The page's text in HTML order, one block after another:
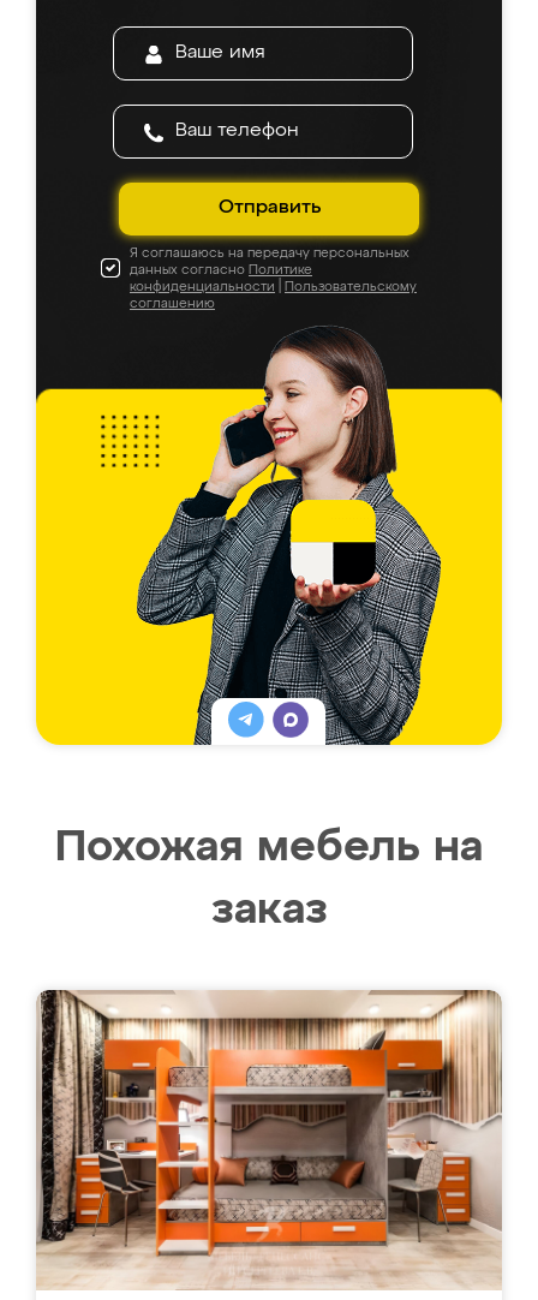
Отправить
Я соглашаюсь на передачу персональных
данных согласно Политике
конфиденциальности
Пользовательскому
соглашению
Похожая мебель на
заказ